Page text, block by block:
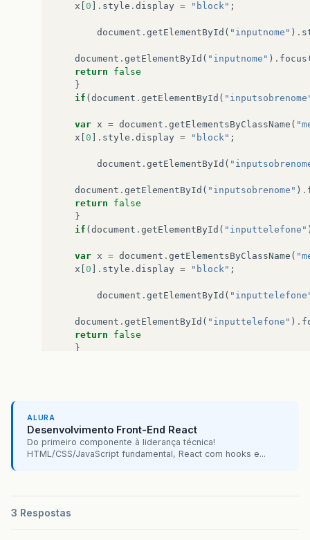
x 0 . style . display = "block" ;
document . getElementById ( "inputnome" ) .
document . getElementById ( "inputnome" ) . focus
return
false
}
if ( document . getElementById (
var x = document . getElementsByClassName (
x 0 . style . display = "block" ;
document . getElementById (
document . getElementById ( "inputsobrenome" ) .
return
false
}
if ( document . getElementById ( "inputtelefone"
var x = document . getElementsByClassName (
x 0 . style . display = "block" ;
document . getElementById (
document . getElementById ( "inputtelefone" ) .
return
false
}
document.getElementById
document .getElementById ("inputemail"
ALURA
Desenvolvimento Front-End React
Do primeiro componente à liderança técnica!
HTML/CSS/JavaScript fundamental, React com hooks e...
3 Respostas